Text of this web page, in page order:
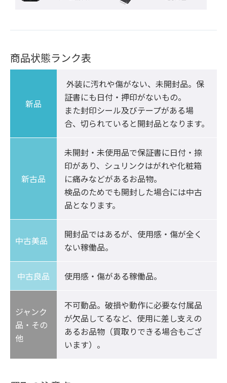
商品状態ランク表
新品
証書にも日付・押印がないもの。
また封印シール及びテープがある場
合、切られていると開封品となります。
新古品
未開封・未使用品で保証書に日付・捺
印があり、シュリンクはがれや化粧箱
に痛みなどがあるお品物。
検品のためでも開封した場合には中古
品となります。
開封品ではあるが、使用感・傷が全く
ない稼働品。
中古良品 使用感・傷がある稼働品。
ジャンク
品・その
他
不可動品。破損や動作に必要な付属品
が欠品してるなど、使用に差し支えの
あるお品物（買取りできる場合もござ
います）。